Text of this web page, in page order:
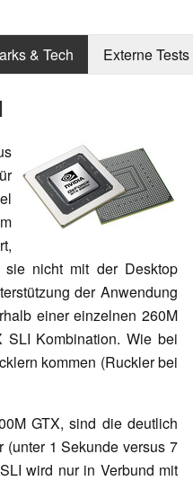
& Tech Externe Tests
nicht mit der Desktop
der Anwendung
einer einzelnen 260M
Kombination. Wie bei
kommen (Ruckler bei
GTX, sind die deutlich
1 Sekunde versus 7
wird nur in Verbund mit